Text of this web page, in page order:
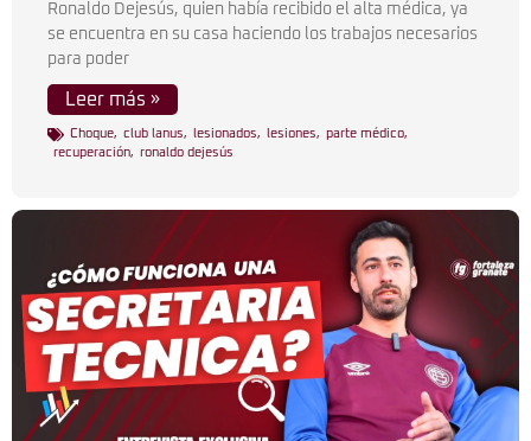
Ronaldo Dejesús, quien había recibido el alta médica, ya
se encuentra en su casa haciendo los trabajos necesarios
para poder
Leer más »
Choque, club lanus, lesionados, lesiones, parte médico,
recuperación, ronaldo dejesús